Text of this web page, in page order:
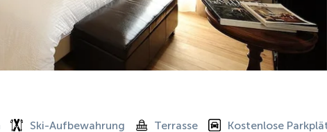
Ski-Aufbewahrung Terrasse Kostenlose